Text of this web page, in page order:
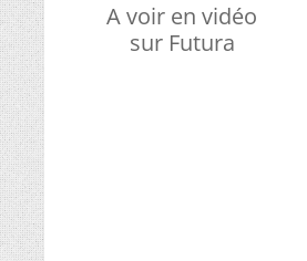
A voir en vidéo
sur Futura